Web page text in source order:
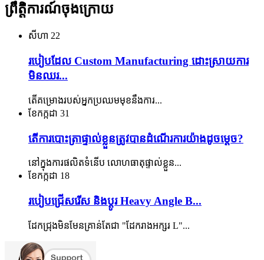
ព្រឹត្តិការណ៍ចុងក្រោយ
សីហា 22
របៀបដែល Custom Manufacturing ដោះស្រាយការ
មិនឈរ...
តើ​គម្រោង​របស់​អ្នក​ប្រឈម​មុខ​នឹង​ការ...
ខែកក្កដា 31
តើការបោះត្រាផ្ទាល់ខ្លួនត្រូវបានដំណើរការយ៉ាងដូចម្តេច?
នៅក្នុងការផលិតទំនើប លោហធាតុផ្ទាល់ខ្លួន...
ខែកក្កដា 18
របៀបជ្រើសរើស និងប្ដូរ Heavy Angle B...
ដែកជ្រុងមិនមែនគ្រាន់តែជា "ដែករាងអក្សរ L"...